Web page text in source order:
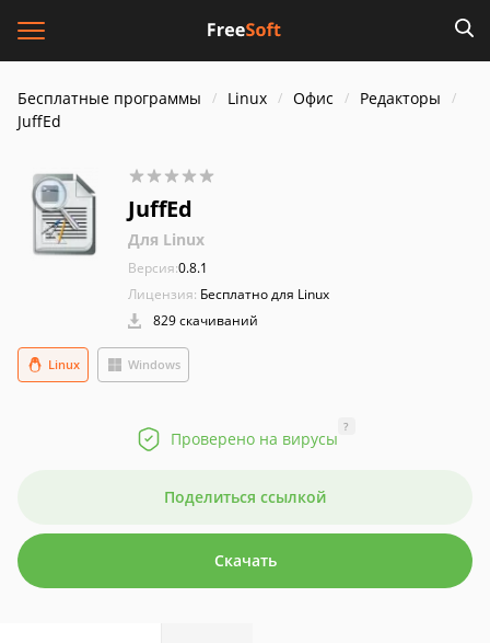
Бесплатные программы Linux Офис
Редакторы
JuffEd
JuffEd
Для Linux
Версия:0.8.1
Лицензия: Бесплатно для Linux
829 скачиваний
Windows
Linux
Проверено на вирусы
?
Поделиться ссылкой
Скачать